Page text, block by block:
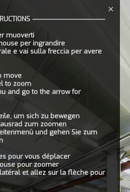
------------------------------------
muoverti
per ingrandire
e vai sulla freccia per avere
move
to zoom
and go to the arrow for
um sich zu bewegen
zum zoomen
und gehen Sie zum
pour vous déplacer
pour zoomer
et allez sur la flèche pour